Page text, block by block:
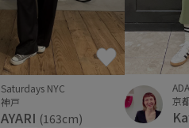
Saturdays NYC
神戸
AYARI (163cm)
京